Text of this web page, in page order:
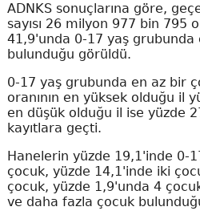
ADNKS sonuçlarına göre,
sayısı 26 milyon 977 bin 795
41,9'unda 0-17 yaş grubunda
bulunduğu görüldü.
0-17 yaş grubunda en az bir
oranının en yüksek olduğu il
en düşük olduğu il ise yüzde
kayıtlara geçti.
Hanelerin yüzde 19,1'inde 0-
çocuk, yüzde 14,1'inde iki
çocuk, yüzde 1,9'unda 4
ve daha fazla çocuk